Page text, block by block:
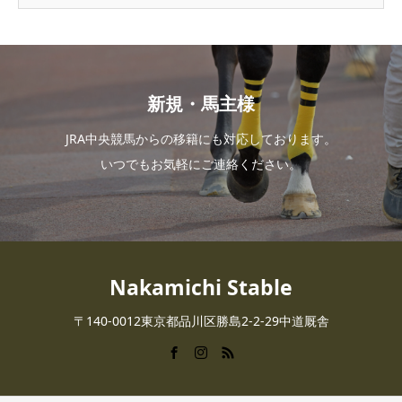
新規・馬主様
JRA中央競馬からの移籍にも対応しております。
いつでもお気軽にご連絡ください。
Nakamichi Stable
〒140-0012東京都品川区勝島2-2-29中道厩舎